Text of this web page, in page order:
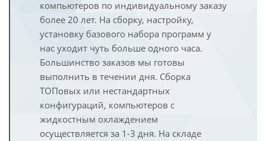
компьютеров по индивидуальному заказу
более 20 лет. На сборку, настройку,
установку базового набора программ у
нас уходит чуть больше одного часа.
Большинство заказов мы готовы
выполнить в течении дня. Сборка
ТОПовых или нестандартных
конфигураций, компьютеров с
жидкостным охлаждением
осуществляется за 1-3 дня. На складе